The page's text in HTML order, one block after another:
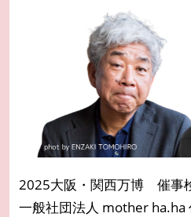
2025大阪・関西万博 催事
一般社団法人 mother ha.ha